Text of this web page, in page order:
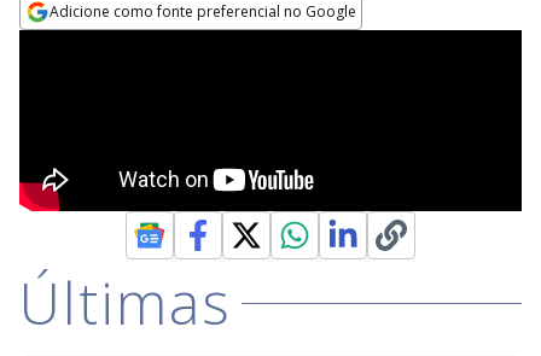
Adicione como fonte preferencial no Google
Últimas